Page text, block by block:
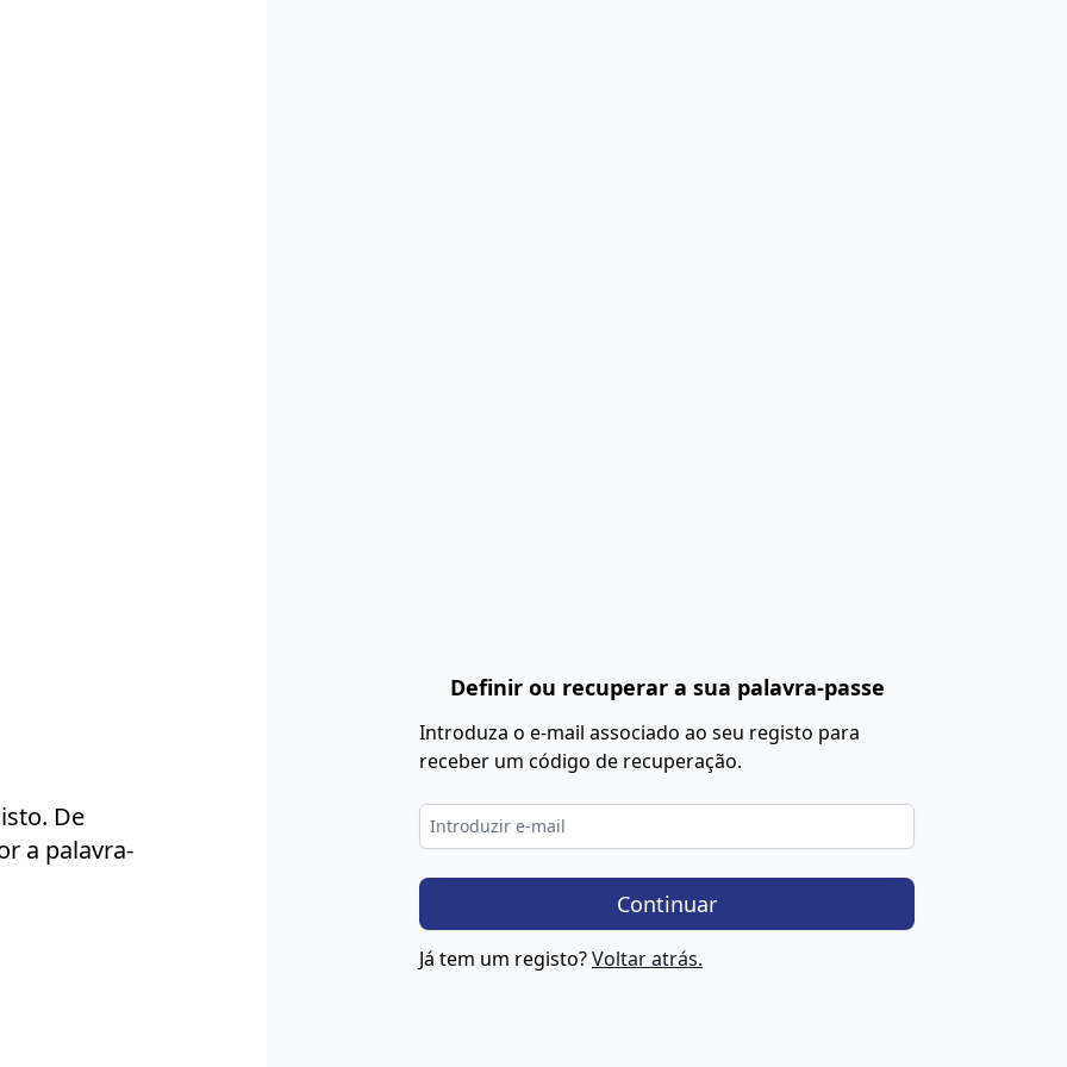
De
a palavra-
Definir ou recuperar a sua palavra-passe
Introduza o e-mail associado ao seu registo para
receber um código de recuperação.
Continuar
Já tem um registo?Voltar atrás.